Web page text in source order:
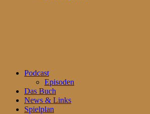
Podcast
Episoden
Das Buch
News & Links
Spielplan